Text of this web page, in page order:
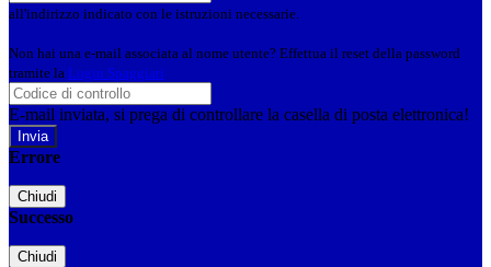
all'indirizzo indicato con le istruzioni necessarie.
Non hai una e-mail associata al nome utente? Effettua il reset della password
tramite la Login Spaggiari
E-mail inviata, si prega di controllare la casella di posta elettronica!
Errore
Chiudi
Successo
Chiudi